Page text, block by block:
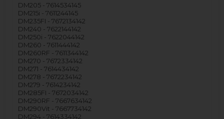
DM205 - 7614534145
DM215i - 7611244145
DM235FI - 7672134142
DM240 - 7622144142
DM250i - 7622044142
DM260 - 7611444142
DM260RF - 7611344142
DM270 - 7672334142
DM271 - 7614434142
DM278 - 7672234142
DM279 - 7614234142
DM285FI - 7672034142
DM290RF - 7667634142
DM290Vit - 7667734142
DM294 - 7614334142